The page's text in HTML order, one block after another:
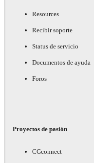
Resources
Recibir soporte
Status de servicio
Documentos de ayuda
Foros
Proyectos de pasión
CGconnect